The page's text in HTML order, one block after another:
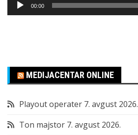
00:00
MEDIJACENTAR ONLINE
Playout operater 7. avgust 2026.
Ton majstor 7. avgust 2026.